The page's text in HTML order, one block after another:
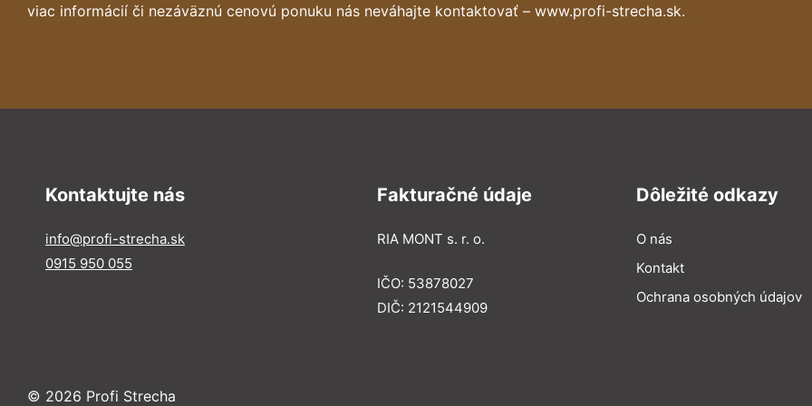
viac informácií či nezáväznú cenovú ponuku nás neváhajte kontaktovať – www.profi-strecha.sk.
Kontaktujte nás
info@profi-strecha.sk
0915 950 055
Fakturačné údaje
RIA MONT s. r. o.
IČO: 53878027
DIČ: 2121544909
Dôležité odkazy
O nás
Kontakt
Ochrana osobných údajov
© 2026 Profi Strecha